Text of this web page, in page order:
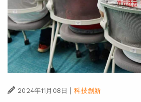
2024年11月08日 科技創新